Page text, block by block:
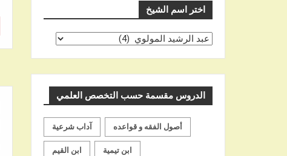
اختر اسم الشيخ
اختر
الدروس مقسمة حسب التخصص العلمي
آداب شرعية أصول الفقه و قواعده
ابن القيم ابن تيمية